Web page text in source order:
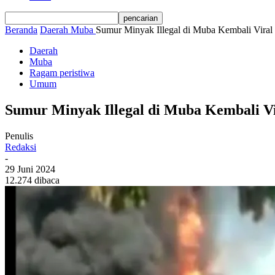
Beranda Daerah Muba Sumur Minyak Illegal di Muba Kembali Viral
Daerah
Muba
Ragam peristiwa
Umum
Sumur Minyak Illegal di Muba Kembali
Penulis
Redaksi
-
29 Juni 2024
12.274 dibaca